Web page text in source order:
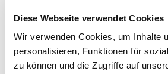
Diese Webseite verwendet Cookies
Wir verwenden Cookies, um Inhalte
personalisieren, Funktionen für
zu können und die Zugriffe auf